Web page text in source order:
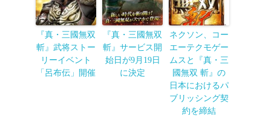
『真・三國無双
斬』武将ストー
リーイベント
「呂布伝」開催
『真・三國無双
斬』サービス開
始日が9月19日
に決定
ネクソン、コー
エーテクモゲー
ムスと『真・三
國無双 斬』の
日本におけるパ
ブリッシング契
約を締結